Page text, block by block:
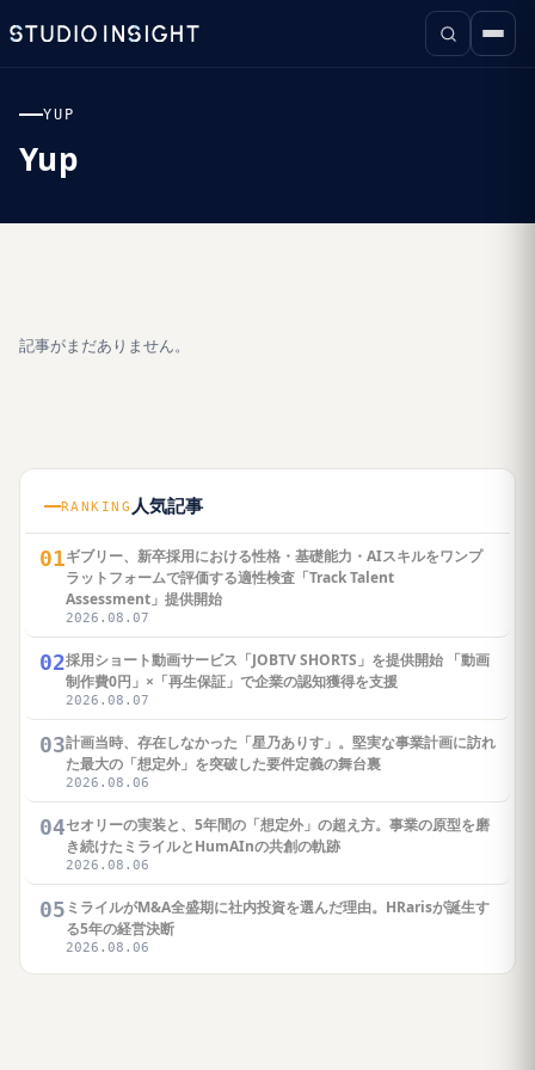
YUP
Yup
記事がまだありません。
RANKING 人気記事
01ギブリー、新卒採用における性格・基礎能力・AIスキルをワンプ
ラットフォームで評価する適性検査「Track Talent
Assessment」提供開始
2026.08.07
02採用ショート動画サービス「JOBTV SHORTS」を提供開始 「動画
制作費0円」×「再生保証」で企業の認知獲得を支援
2026.08.07
03計画当時、存在しなかった「星乃ありす」。堅実な事業計画に訪れ
た最大の「想定外」を突破した要件定義の舞台裏
2026.08.06
04セオリーの実装と、5年間の「想定外」の超え方。事業の原型を磨
き続けたミライルとHumAInの共創の軌跡
2026.08.06
05 ミライルがM&A全盛期に社内投資を選んだ理由。HRarisが誕生す
る5年の経営決断
2026.08.06